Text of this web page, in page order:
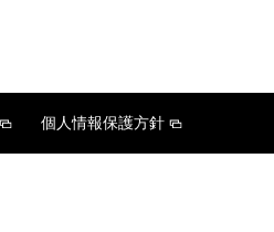
個人情報保護方針